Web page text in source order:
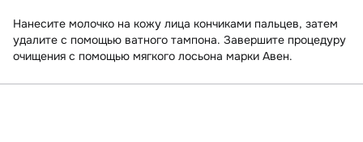
Нанесите молочко на кожу лица кончиками пальцев, затем
удалите с помощью ватного тампона. Завершите процедуру
очищения с помощью мягкого лосьона марки Авен.